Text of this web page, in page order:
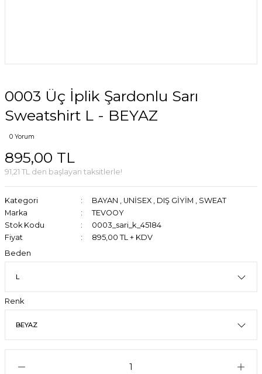
0003 Üç İplik Şardonlu Sarı
Sweatshirt L - BEYAZ
0 Yorum
895,00 TL
91,21 TL den başlayan taksitlerle!
Kategori BAYAN , UNİSEX , DIŞ GİYİM , SWEAT
Marka
TEVOOY
Stok Kodu
0003_sari_k_45184
Fiyat
895,00 TL + KDV
Beden
Renk